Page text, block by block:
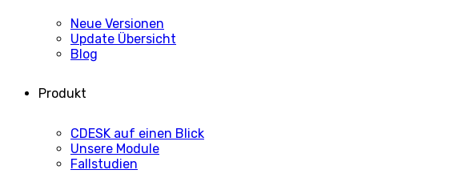
Neue Versionen
Update Übersicht
Blog
Produkt
CDESK auf einen Blick
Unsere Module
Fallstudien